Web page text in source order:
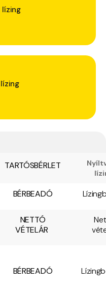
TARTÓSBÉRLET
BÉRBEADÓ
NETTÓ
VÉTELÁR
BÉRBEADÓ